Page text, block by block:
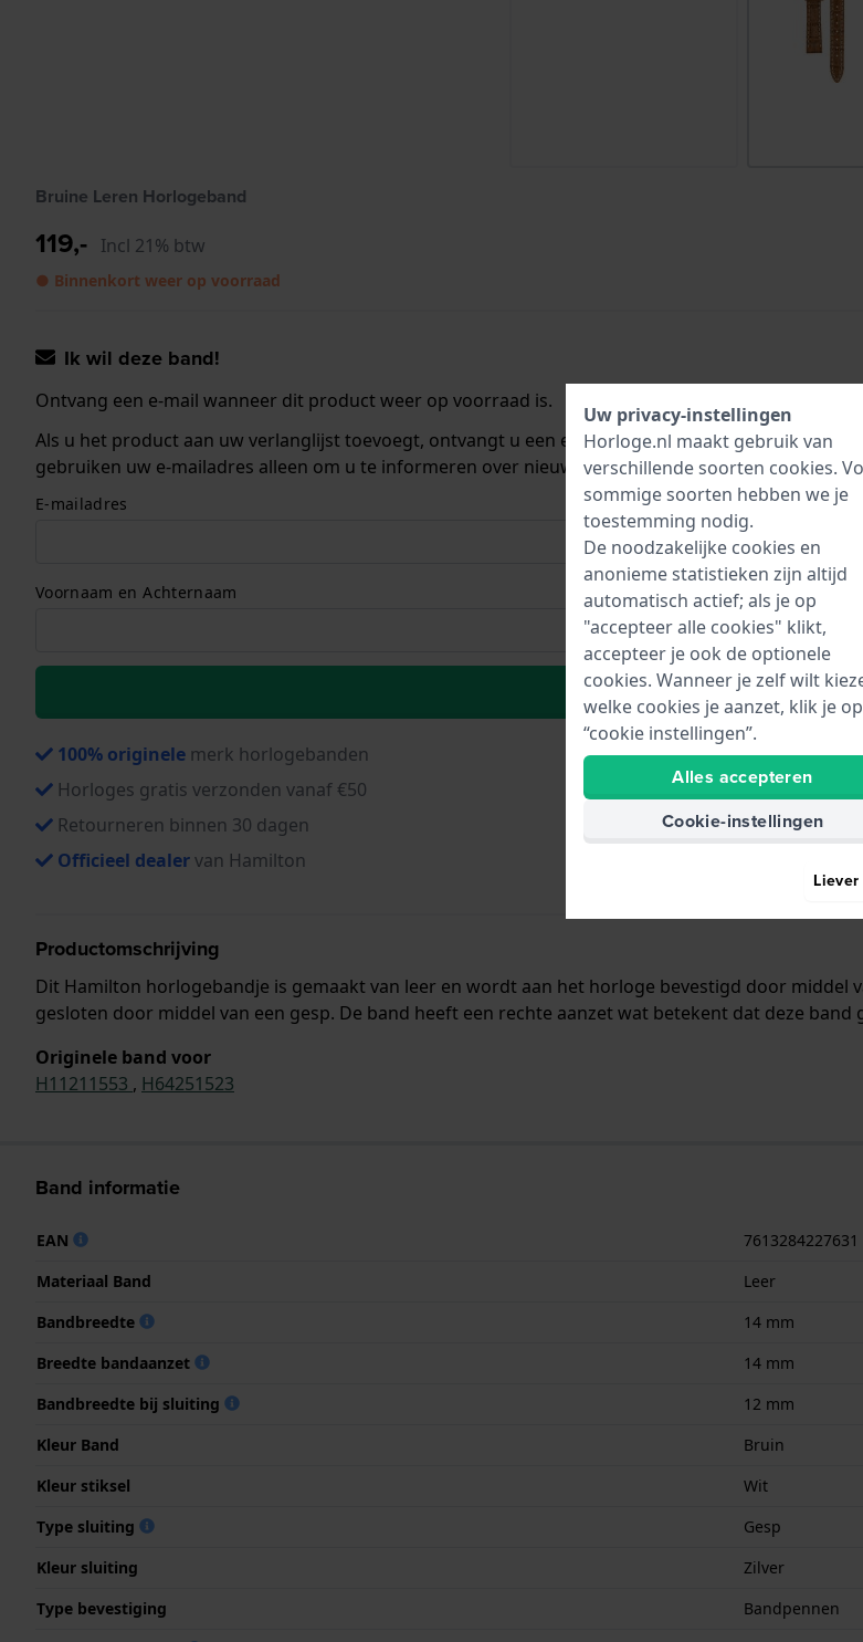
Bruine Leren Horlogeband
119,- Incl 21% btw
● Binnenkort weer op voorraad
Ik wil deze band!
Ontvang een e-mail wanneer dit product weer op voorraad is.
Als u het product aan uw verlanglijst toevoegt, ontvangt u een e-mail zodra we het weer op
gebruiken uw e-mailadres alleen om u te informeren over nieuwe voorraad. Het wordt
E-mailadres
Voornaam en Achternaam
Plaats in wenslijst
100% originele merk horlogebanden
Horloges gratis verzonden vanaf €50
Retourneren binnen 30 dagen
Officieel dealervan Hamilton
Productomschrijving
Dit Hamilton horlogebandje is gemaakt van leer en wordt aan het horloge bevestigd door middel
gesloten door middel van een gesp. De band heeft een rechte aanzet wat betekent dat deze
Originele band voor
H11211553 , H64251523
Band informatie
EAN
7613284227631
Materiaal Band
Leer
Bandbreedte
14 mm
Breedte bandaanzet
14 mm
Bandbreedte bij sluiting
12 mm
Kleur Band
Bruin
Kleur stiksel
Wit
Type sluiting
Gesp
Kleur sluiting
Zilver
Type bevestiging
Bandpennen
Uw privacy-instellingen
Horloge.nl maakt gebruik van
verschillende soorten cookies.
sommige soorten hebben we je
toestemming nodig.
De noodzakelijke cookies en
anonieme statistieken zijn altijd
automatisch actief; als je op
"accepteer alle cookies" klikt,
accepteer je ook de optionele
cookies. Wanneer je zelf wilt
welke cookies je aanzet, klik je op
“cookie instellingen”.
Alles accepteren
Cookie-instellingen